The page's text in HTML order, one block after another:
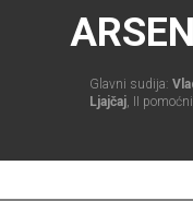
Glavni sudija:
Ljajčaj, II